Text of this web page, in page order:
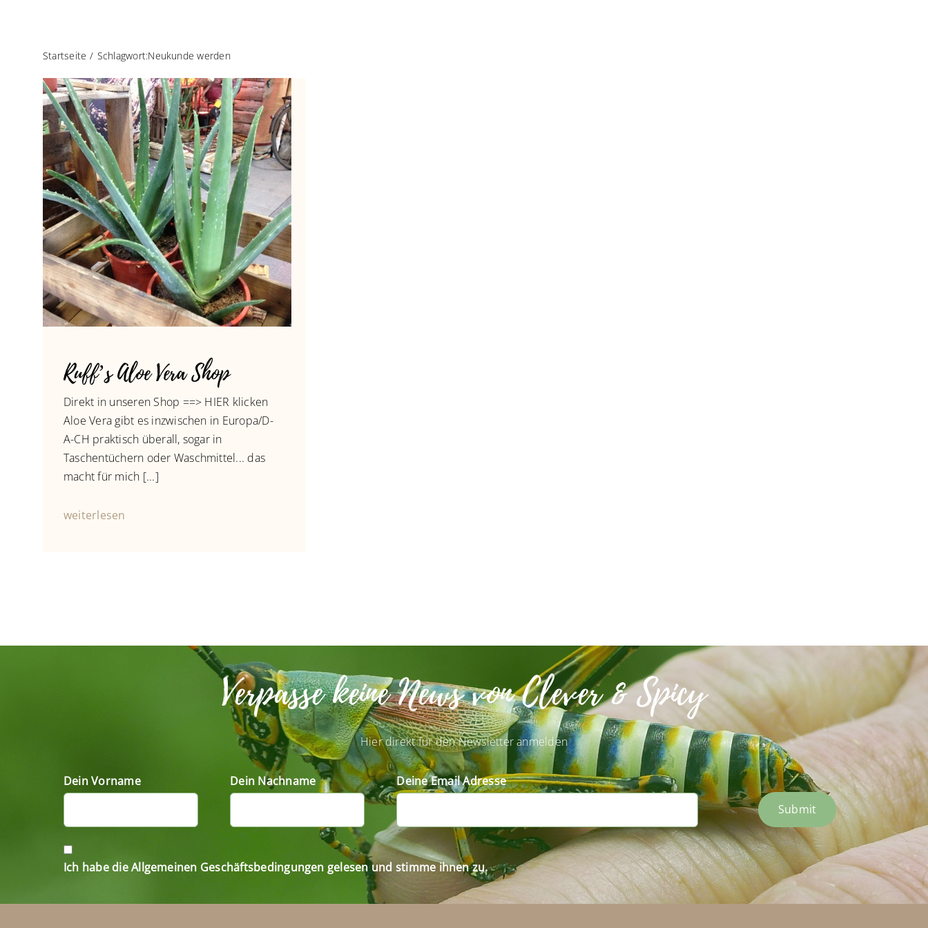
Startseite Schlagwort:Neukunde werden
Ruff’s Aloe Vera Shop
Direkt in unseren Shop ==> HIER klicken
Aloe Vera gibt es inzwischen in Europa/D-
A-CH praktisch überall, sogar in
Taschentüchern oder Waschmittel... das
macht für mich [...]
weiterlesen
Verpasse keine News von Clever & Spicy
Hier direkt für den Newsletter anmelden
Dein Vorname Dein Nachname
Deine Email Adresse
Submit
Ich habe die Allgemeinen Geschäftsbedingungen gelesen und stimme ihnen zu.